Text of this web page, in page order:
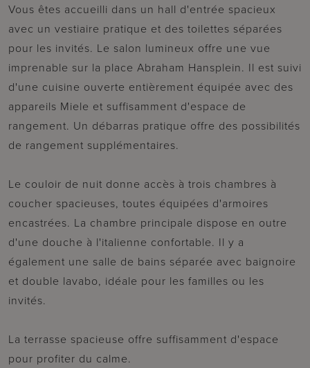
Vous êtes accueilli dans un hall d'entrée spacieux
avec un vestiaire pratique et des toilettes séparées
pour les invités. Le salon lumineux offre une vue
imprenable sur la place Abraham Hansplein. Il est suivi
d'une cuisine ouverte entièrement équipée avec des
appareils Miele et suffisamment d'espace de
rangement. Un débarras pratique offre des possibilités
de rangement supplémentaires.
Le couloir de nuit donne accès à trois chambres à
coucher spacieuses, toutes équipées d'armoires
encastrées. La chambre principale dispose en outre
d'une douche à l'italienne confortable. Il y a
également une salle de bains séparée avec baignoire
et double lavabo, idéale pour les familles ou les
invités.
La terrasse spacieuse offre suffisamment d'espace
pour profiter du calme.